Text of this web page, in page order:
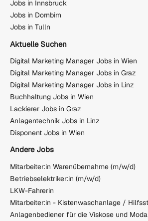
Jobs in Innsbruck
Jobs in Dornbirn
Jobs in Tulln
Aktuelle Suchen
Digital Marketing Manager Jobs in Wien
Digital Marketing Manager Jobs in Graz
Digital Marketing Manager Jobs in Linz
Buchhaltung Jobs in Wien
Lackierer Jobs in Graz
Anlagentechnik Jobs in Linz
Disponent Jobs in Wien
Andere Jobs
Mitarbeiter:in Warenübernahme (m/w/d)
Betriebselektriker:in (m/w/d)
LKW-Fahrerin
Mitarbeiter:in - Kistenwaschanlage /